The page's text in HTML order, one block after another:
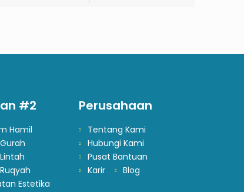
#2
Hamil
Estetika
Perusahaan
Tentang Kami
Hubungi Kami
Pusat Bantuan
Karir
Blog